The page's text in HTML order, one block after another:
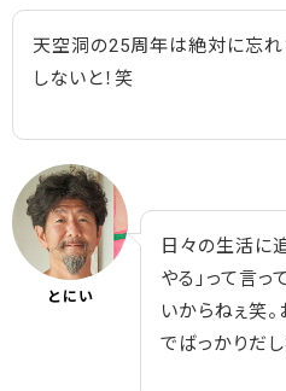
天空洞の25周年は絶対に忘れ
しないと！笑
とにい
日々の生活に
やる」って言
いからねぇ笑
でばっかりだ